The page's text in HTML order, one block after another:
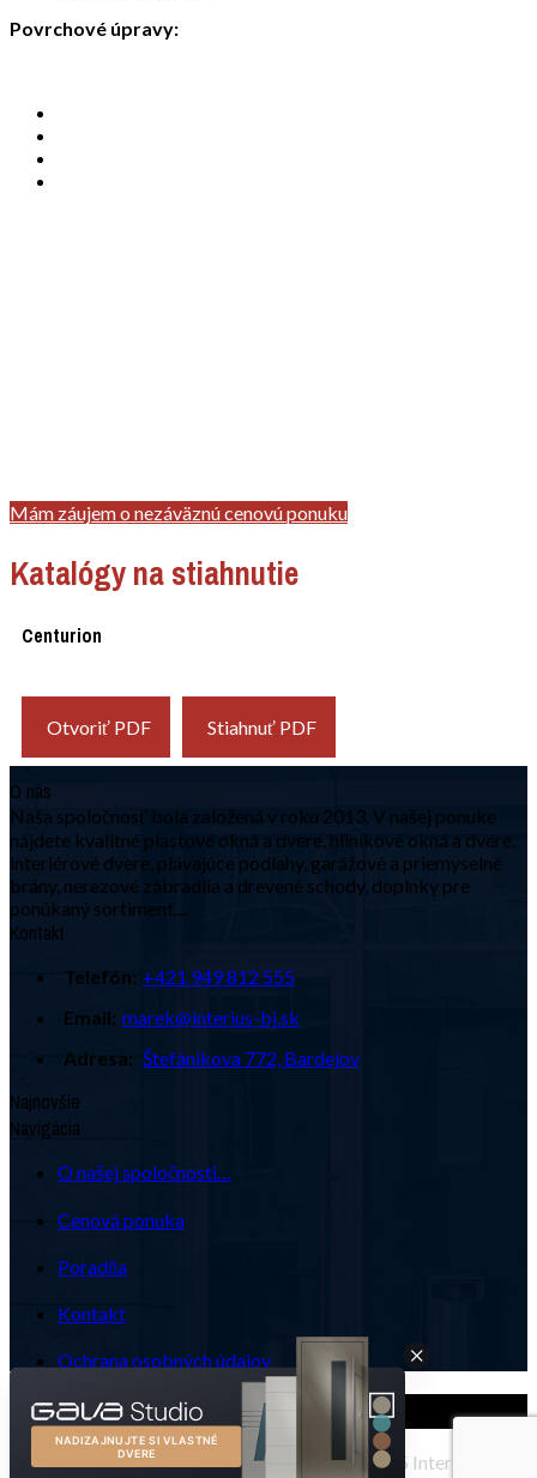
Povrchové úpravy:
Mám záujem o nezáväznú cenovú ponuku
Katalógy na stiahnutie
Centurion
Otvoriť PDF Stiahnuť PDF
O nás
Naša spoločnosť bola založená v roku 2013. V našej ponuke
nájdete kvalitné plastové okná a dvere, hliníkové okná a dvere,
interiérové dvere, plávajúce podlahy, garážové a priemyselné
brány, nerezové zábradlia a drevené schody, doplnky pre
ponúkaný sortiment....
Kontakt
Telefón: +421 949 812 555
Email: marek@interius-bj.sk
Adresa: Štefánikova 772, Bardejov
Najnovšie
Navigácia
O našej spoločnosti…
Cenová ponuka
Poradňa
Kontakt
Ochrana osobných údajov
Powered by Tronos s.r.o.
© 2025 Interius s.r.o.